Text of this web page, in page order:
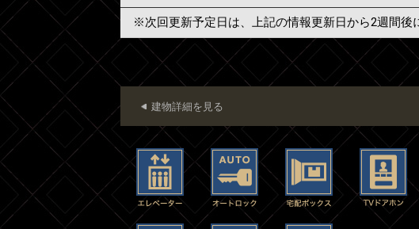
※次回更新予定日は、上記の情報更新日から2週間後
建物詳細を見る